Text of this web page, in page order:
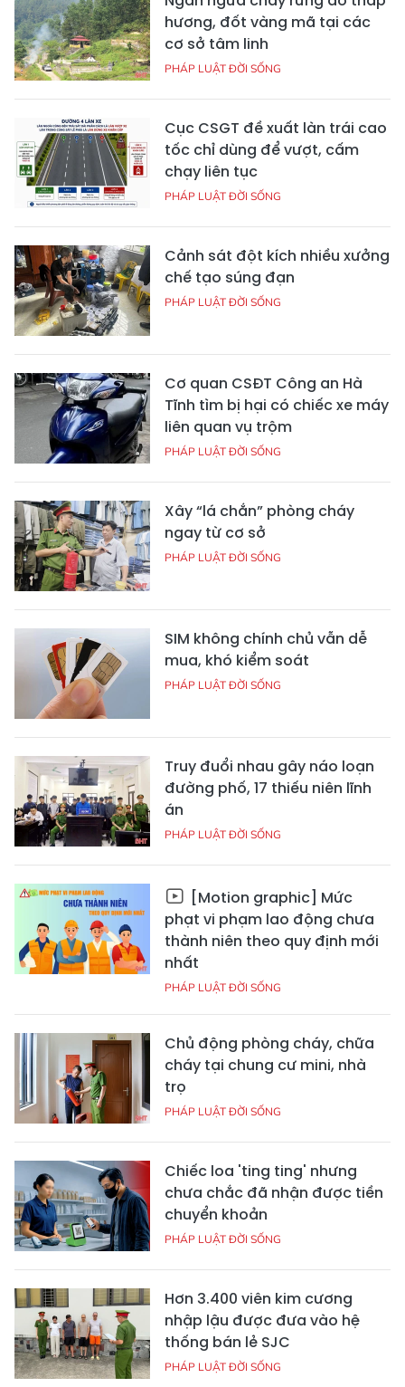
hương, đốt vàng mã tại các
cơ sở tâm linh
PHÁP LUẬT ĐỜI SỐNG
Cục CSGT đề xuất làn trái cao
tốc chỉ dùng để vượt, cấm
chạy liên tục
PHÁP LUẬT ĐỜI SỐNG
Cảnh sát đột kích nhiều xưởng
chế tạo súng đạn
PHÁP LUẬT ĐỜI SỐNG
Cơ quan CSĐT Công an Hà
Tĩnh tìm bị hại có chiếc xe máy
liên quan vụ trộm
PHÁP LUẬT ĐỜI SỐNG
Xây “lá chắn” phòng cháy
ngay từ cơ sở
PHÁP LUẬT ĐỜI SỐNG
SIM không chính chủ vẫn dễ
mua, khó kiểm soát
PHÁP LUẬT ĐỜI SỐNG
Truy đuổi nhau gây náo loạn
đường phố, 17 thiếu niên lĩnh
án
PHÁP LUẬT ĐỜI SỐNG
[Motion graphic] Mức
phạt vi phạm lao động chưa
thành niên theo quy định mới
nhất
PHÁP LUẬT ĐỜI SỐNG
Chủ động phòng cháy, chữa
cháy tại chung cư mini, nhà
trọ
PHÁP LUẬT ĐỜI SỐNG
Chiếc loa 'ting ting' nhưng
chưa chắc đã nhận được tiền
chuyển khoản
PHÁP LUẬT ĐỜI SỐNG
Hơn 3.400 viên kim cương
nhập lậu được đưa vào hệ
thống bán lẻ SJC
PHÁP LUẬT ĐỜI SỐNG